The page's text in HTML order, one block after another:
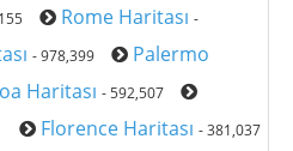
Rome Haritası -
- 978,399
Palermo
Haritası - 592,507
Florence Haritası - 381,037